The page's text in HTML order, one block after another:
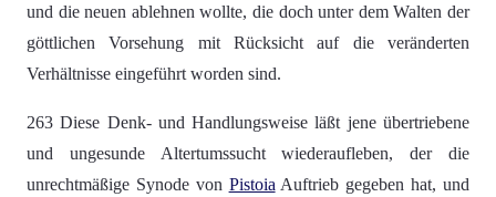
und die neuen ablehnen wollte, die doch unter dem Walten der
göttlichen Vorsehung mit Rücksicht auf die veränderten
Verhältnisse eingeführt worden sind.
263 Diese Denk- und Handlungsweise läßt jene übertriebene
und ungesunde Altertumssucht wiederaufleben, der die
unrechtmäßige Synode von Pistoia Auftrieb gegeben hat, und